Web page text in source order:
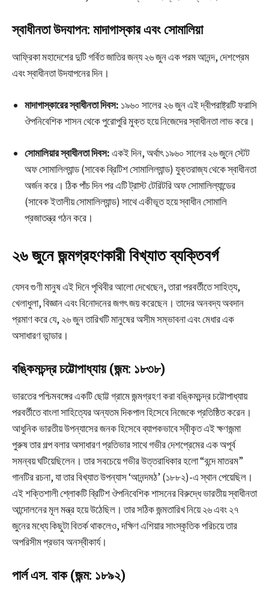
স্বাধীনতা উদযাপন: মাদাগাস্কার এবং সোমালিয়া
আফ্রিকা মহাদেশের দুটি গর্বিত জাতির জন্য ২৬ জুন এক পরম আনন্দ, দেশপ্রেম
এবং স্বাধীনতা উদযাপনের দিন।
মাদাগাস্কারের স্বাধীনতা দিবস: ১৯৬০ সালের ২৬ জুন এই দ্বীপরাষ্ট্রটি ফরাসি
ঔপনিবেশিক শাসন থেকে পুরোপুরি মুক্ত হয়ে নিজেদের স্বাধীনতা লাভ করে।
সোমালিয়ার স্বাধীনতা দিবস:একই দিন, অর্থাৎ ১৯৬০ সালের ২৬ জুনে স্টেট
অফ সোমালিল্যান্ড (সাবেক ব্রিটিশ সোমালিল্যান্ড) যুক্তরাজ্য থেকে স্বাধীনতা
অর্জন করে। ঠিক পাঁচ দিন পর এটি ট্রাস্ট টেরিটরি অফ সোমালিল্যান্ডের
(সাবেক ইতালীয় সোমালিল্যান্ড) সাথে একীভূত হয়ে স্বাধীন সোমালি
প্রজাতন্ত্র গঠন করে।
২৬ জুনে জন্মগ্রহণকারী বিখ্যাত ব্যক্তিবর্গ
যেসব গুণী মানুষ এই দিনে পৃথিবীর আলো দেখেছেন, তারা পরবর্তীতে সাহিত্য,
খেলাধুলা, বিজ্ঞান এবং বিনোদনের জগৎ জয় করেছেন। তাদের অনবদ্য অবদান
প্রমাণ করে যে, ২৬ জুন তারিখটি মানুষের অসীম সম্ভাবনা এবং মেধার এক
অসাধারণ ভান্ডার।
বঙ্কিমচন্দ্র চট্টোপাধ্যায় (জন্ম: ১৮৩৮)
ভারতের পশ্চিমবঙ্গের একটি ছোট্ট গ্রামে জন্মগ্রহণ করা বঙ্কিমচন্দ্র চট্টোপাধ্যায়
পরবর্তীতে বাংলা সাহিত্যের অন্যতম দিকপাল হিসেবে নিজেকে প্রতিষ্ঠিত করেন।
আধুনিক ভারতীয় উপন্যাসের জনক হিসেবে ব্যাপকভাবে স্বীকৃত এই ক্ষণজন্মা
পুরুষ তার গল্প বলার অসাধারণ প্রতিভার সাথে গভীর দেশপ্রেমের এক অপূর্ব
সমন্বয় ঘটিয়েছিলেন। তার সবচেয়ে গভীর উত্তরাধিকার হলো “বন্দে মাতরম”
গানটির রচনা, যা তার বিখ্যাত উপন্যাস ‘আনন্দমঠ’ (১৮৮২)-এ স্থান পেয়েছিল।
এই শক্তিশালী শ্লোকটি ব্রিটিশ ঔপনিবেশিক শাসনের বিরুদ্ধে ভারতীয় স্বাধীনতা
আন্দোলনের মূল মন্ত্র হয়ে উঠেছিল। তার সঠিক জন্মতারিখ নিয়ে ২৬ এবং ২৭
জুনের মধ্যে কিছুটা বিতর্ক থাকলেও, দক্ষিণ এশিয়ার সাংস্কৃতিক পরিচয়ে তার
অপরিসীম প্রভাব অনস্বীকার্য।
পার্ল এস. বাক (জন্ম: ১৮৯২)